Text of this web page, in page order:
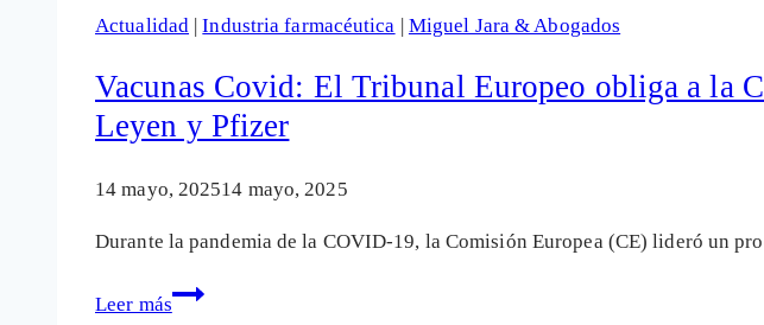
Actualidad |Industria farmacéutica | Miguel Jara & Abogados
Vacunas Covid: El Tribunal Europeo obliga a la
Leyen y Pfizer
14 mayo, 202514 mayo, 2025
Durante la pandemia de la COVID-19, la Comisión Europea (CE) lideró un
Leer más
Vacunas